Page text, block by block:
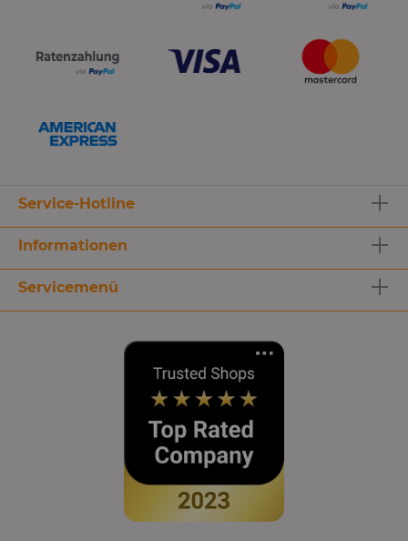
Service-Hotline
Informationen
Servicemenü